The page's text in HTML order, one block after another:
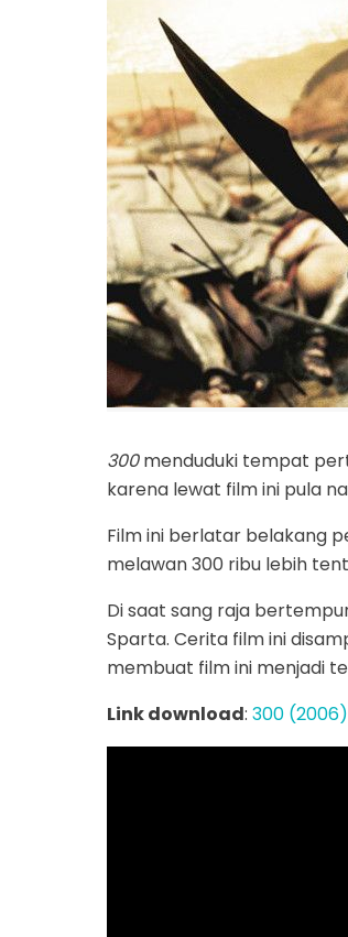
300menduduki tempat
karena lewat film ini pula
Film ini berlatar belakang
melawan 300 ribu lebih
Di saat sang raja
Sparta. Cerita film ini
membuat film ini menjadi
Link download: 300 (2006)